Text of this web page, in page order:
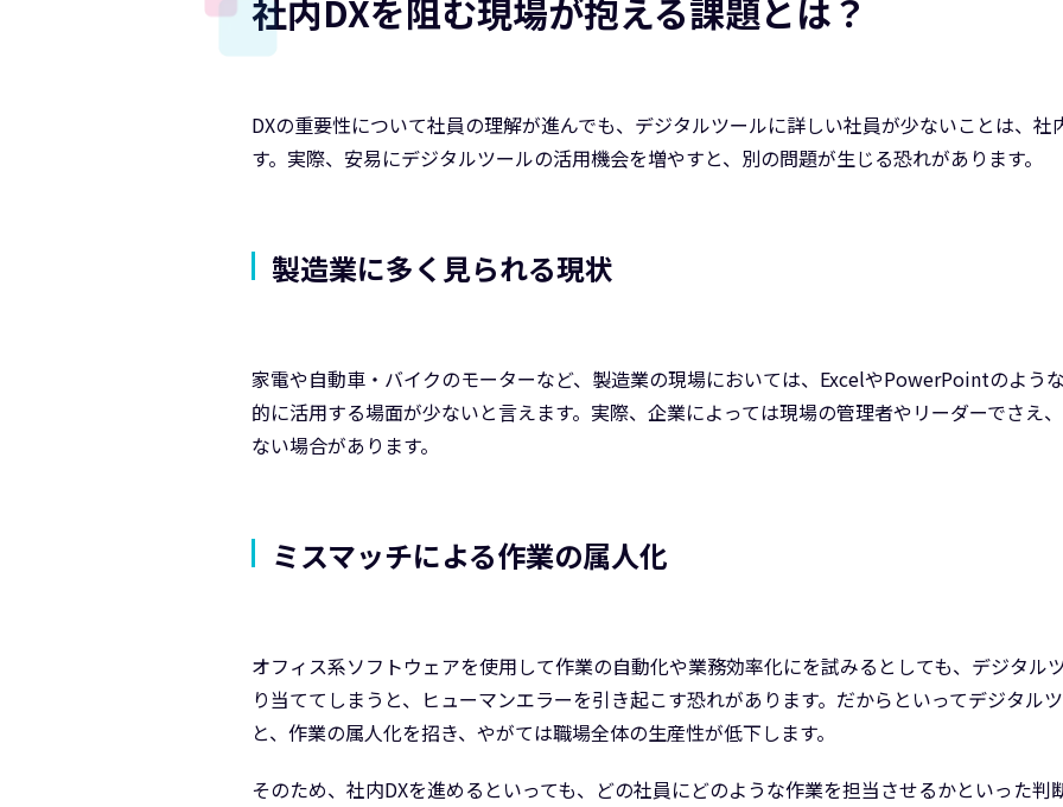
社内DXを阻む現場が抱える課題とは？
DXの重要性について社員の理解が進んでも、デジタルツールに詳しい社員が少ないことは、社
す。実際、安易にデジタルツールの活用機会を増やすと、別の問題が生じる恐れがあります。
製造業に多く見られる現状
家電や自動車・バイクのモーターなど、製造業の現場においては、ExcelやPowerPointのよう
的に活用する場面が少ないと言えます。実際、企業によっては現場の管理者やリーダーでさえ
ない場合があります。
ミスマッチによる作業の属人化
オフィス系ソフトウェアを使用して作業の自動化や業務効率化にを試みるとしても、デジタル
り当ててしまうと、ヒューマンエラーを引き起こす恐れがあります。だからといってデジタル
と、作業の属人化を招き、やがては職場全体の生産性が低下します。
そのため、社内DXを進めるといっても、どの社員にどのような作業を担当させるかといった